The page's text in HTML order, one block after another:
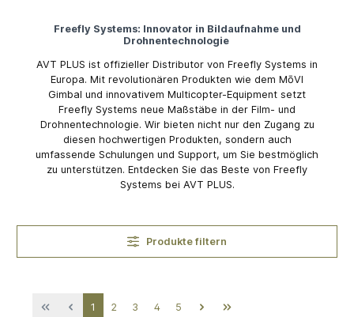
Freefly Systems: Innovator in Bildaufnahme und
Drohnentechnologie
AVT PLUS ist offizieller Distributor von Freefly Systems in
Europa. Mit revolutionären Produkten wie dem MōVI
Gimbal und innovativem Multicopter-Equipment setzt
Freefly Systems neue Maßstäbe in der Film- und
Drohnentechnologie. Wir bieten nicht nur den Zugang zu
diesen hochwertigen Produkten, sondern auch
umfassende Schulungen und Support, um Sie bestmöglich
zu unterstützen. Entdecken Sie das Beste von Freefly
Systems bei AVT PLUS.
Produkte filtern
Seite
1 Seite
2 Seite
3 Seite
4 Seite
5